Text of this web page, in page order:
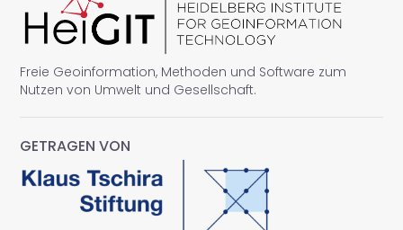
Freie Geoinformation, Methoden und Software zum
Nutzen von Umwelt und Gesellschaft.
GETRAGEN VON